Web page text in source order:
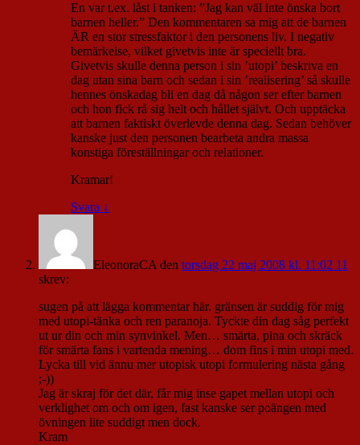
En var t.ex. låst i tanken: ”Jag kan väl inte önska bort
barnen heller.” Den kommentaren sa mig att de barnen
ÄR en stor stressfaktor i den personens liv. I negativ
bemärkelse, vilket givetvis inte är speciellt bra.
Givetvis skulle denna person i sin ’utopi’ beskriva en
dag utan sina barn och sedan i sin ’realisering’ så skulle
hennes önskadag bli en dag då någon ser efter barnen
och hon fick rå sig helt och hållet självt. Och upptäcka
att barnen faktiskt överlevde denna dag. Sedan behöver
kanske just den personen bearbeta andra massa
konstiga föreställningar och relationer.
Kramar!
Svara ↓
EleonoraCA den torsdag 22 maj 2008 kl. 11:02 11
skrev:
sugen på att lägga kommentar här. gränsen är suddig för mig
med utopi-tänka och ren paranoja. Tyckte din dag såg perfekt
ut ur din och min synvinkel. Men… smärta, pina och skräck
för smärta fans i vartenda mening… dom fins i min utopi med.
Lycka till vid ännu mer utopisk utopi formulering nästa gång
;-))
Jag är skraj för det där, får mig inse gapet mellan utopi och
verklighet om och om igen, fast kanske ser poängen med
övningen lite suddigt men dock.
Kram